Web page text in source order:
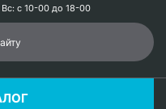
с 10-00 до 18-00